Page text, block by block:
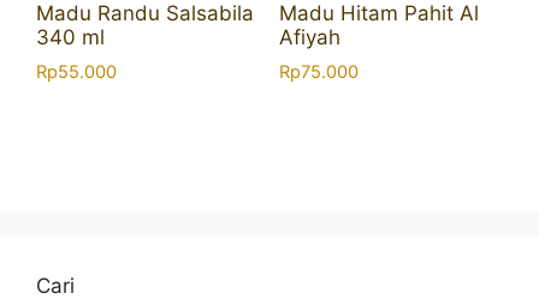
Madu Randu Salsabila
340 ml
Rp55.000
Madu Hitam Pahit Al
Afiyah
Rp75.000
Cari